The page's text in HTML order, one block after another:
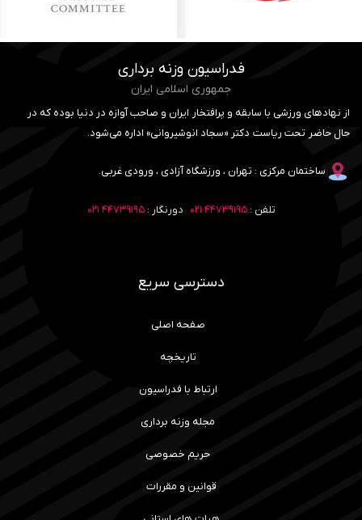
فدراسیون وزنه برداری
جمهوری اسلامی ایران
از نهادهای ورزشی با سابقه و پرافتخار ایران و صاحب آوازه در دنیا بوده که در
حال حاضر تحت ریاست دکتر «سجاد انوشیروانی» اداره می‌شود.
ساختمان مرکزی : تهران ، ورزشگاه آزادی ، ورودی غربی.
تلفن :۴۴۷۳۹۱۹۵ ۰۲۱ دورنگار :۴۴۷۳۹۱۹۵ ۰۲۱
دسترسی سریع
صفحه اصلی
تاریخچه
ارتباط با فدراسیون
مجله وزنه برداری
حریم خصوصی
قوانین و مقررات